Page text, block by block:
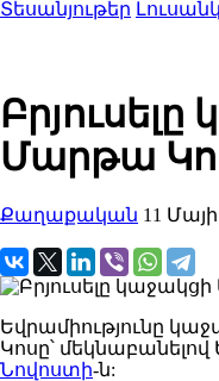
Տեսանյութեր
Մարթա
Քաղաքական 11
Եվրամիությունը
Կոսը՝
Նովոստի-ն: